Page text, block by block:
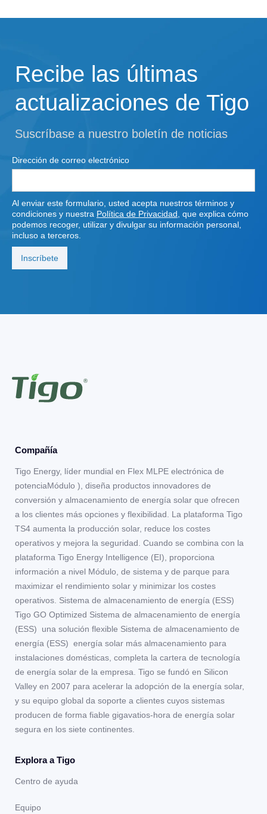
Recibe las últimas
actualizaciones de Tigo
Suscríbase a nuestro boletín de noticias
Dirección de correo electrónico
Al enviar este formulario, usted acepta nuestros términos y
condiciones y nuestra Política de Privacidad , que explica cómo
podemos recoger, utilizar y divulgar su información personal,
incluso a terceros.
Compañía
Tigo Energy, líder mundial en Flex MLPE electrónica de
potenciaMódulo ), diseña productos innovadores de
conversión y almacenamiento de energía solar que ofrecen
a los clientes más opciones y flexibilidad. La plataforma Tigo
TS4 aumenta la producción solar, reduce los costes
operativos y mejora la seguridad. Cuando se combina con la
plataforma Tigo Energy Intelligence (EI), proporciona
información a nivel Módulo, de sistema y de parque para
maximizar el rendimiento solar y minimizar los costes
operativos. Sistema de almacenamiento de energía (ESS)
Tigo GO Optimized Sistema de almacenamiento de energía
(ESS) una solución flexible Sistema de almacenamiento de
energía (ESS) energía solar más almacenamiento para
instalaciones domésticas, completa la cartera de tecnología
de energía solar de la empresa. Tigo se fundó en Silicon
Valley en 2007 para acelerar la adopción de la energía solar,
y su equipo global da soporte a clientes cuyos sistemas
producen de forma fiable gigavatios-hora de energía solar
segura en los siete continentes.
Explora a Tigo
Centro de ayuda
Equipo